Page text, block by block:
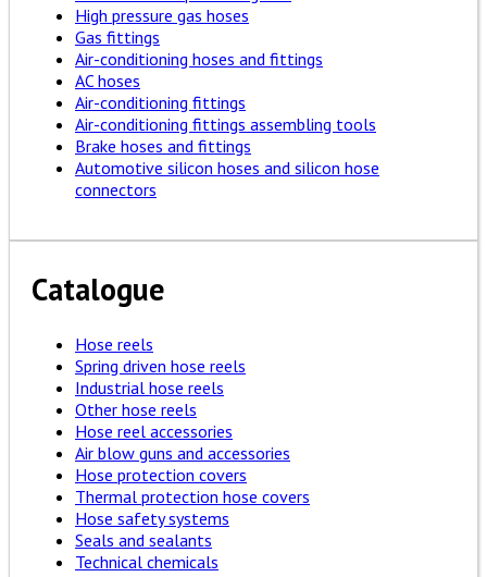
High pressure gas hoses
Gas fittings
Air-conditioning hoses and fittings
AC hoses
Air-conditioning fittings
Air-conditioning fittings assembling tools
Brake hoses and fittings
Automotive silicon hoses and silicon hose
connectors
Catalogue
Hose reels
Spring driven hose reels
Industrial hose reels
Other hose reels
Hose reel accessories
Air blow guns and accessories
Hose protection covers
Thermal protection hose covers
Hose safety systems
Seals and sealants
Technical chemicals